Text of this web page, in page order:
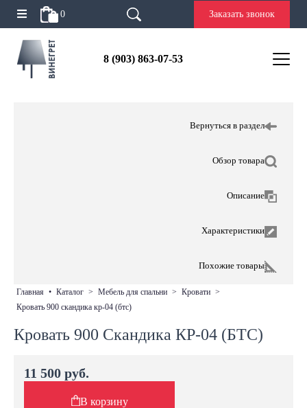
0 Заказать звонок
8 (903) 863-07-53
Вернуться в раздел
Обзор товара
Описание
Характеристики
Похожие товары
главная • каталог > мебель для спальни > кровати >
кровать 900 скандика кр-04 (бтс)
Кровать 900 Скандика КР-04 (БТС)
11 500 руб.
В корзину